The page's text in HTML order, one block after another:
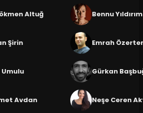
Altuğ Bennu
Şirin Emrah
Umulu Gürkan
Avdan Neşe Ceren